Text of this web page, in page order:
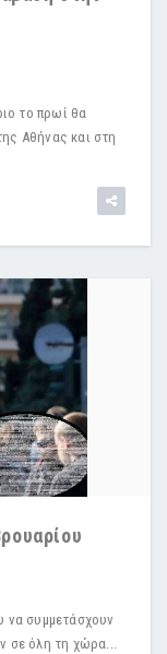
το πρωί θα
Αθήνας και στη
να συμμετάσχουν
σε όλη τη χώρα...